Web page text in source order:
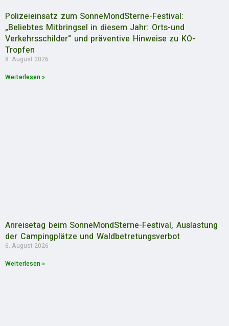
Polizeieinsatz zum SonneMondSterne-Festival:
„Beliebtes Mitbringsel in diesem Jahr: Orts-und
Verkehrsschilder“ und präventive Hinweise zu KO-
Tropfen
8. August 2026
Weiterlesen »
Anreisetag beim SonneMondSterne-Festival, Auslastung
der Campingplätze und Waldbetretungsverbot
6. August 2026
Weiterlesen »